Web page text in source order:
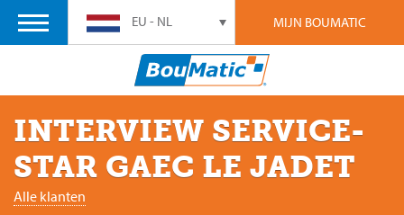
MIJN BOUMATIC
EU - NL
INTERVIEW SERVICE-
STAR GAEC LE JADET
Alle klanten